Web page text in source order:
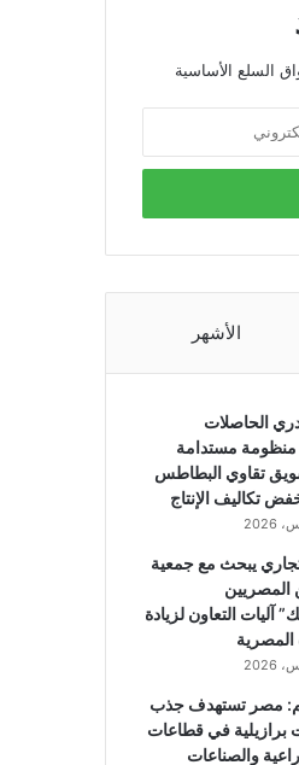
السلع الأساسية
الأشهر
الحاصلات
منظومة مستدامة
تقاوي البطاطس
تكاليف الإنتاج
يبحث مع جمعية
المصريين
آليات التعاون لزيادة
المصرية
مصر تستهدف جذب
برازيلية في قطاعات
والصناعات